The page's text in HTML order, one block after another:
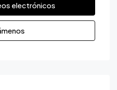
electrónicos